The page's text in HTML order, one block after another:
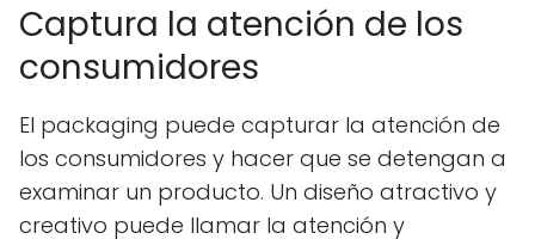
Captura la atención de los
consumidores
El packaging puede capturar la atención de
los consumidores y hacer que se detengan a
examinar un producto. Un diseño atractivo y
creativo puede llamar la atención y